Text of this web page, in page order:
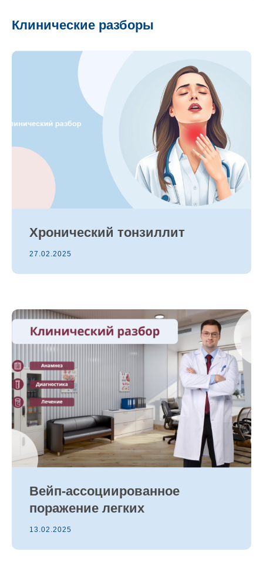
Клинические разборы
Хронический тонзиллит
27.02.2025
Вейп-ассоциированное
поражение легких
13.02.2025